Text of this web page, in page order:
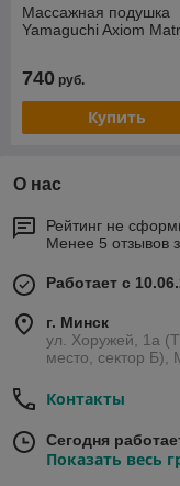
Массажная подушка
Yamaguchi Axiom
740 руб.
Купить
О нас
Рейтинг не
Менее 5 отзывов
Работает с
г. Минск
ул. Хоружей, 1а
место, сектор Б),
Контакты
Сегодня
Показать весь